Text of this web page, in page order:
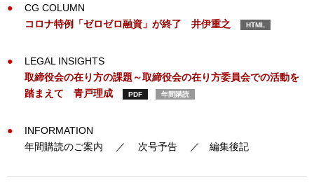
CG COLUMN
コロナ特例「ゼロゼロ融資」が終了 井伊重之
HTML
LEGAL INSIGHTS
取締役会の在り方の課題～取締役会の在り方委員会での活動を
踏まえて 青戸理成
PDF 年間購読
INFORMATION
年間購読のご案内 ／ 次号予告 ／ 編集後記